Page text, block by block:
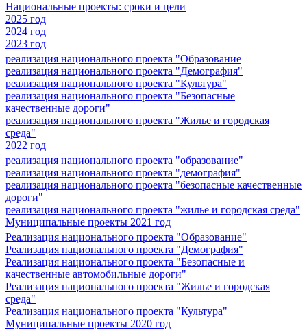
Национальные проекты: сроки и цели
2025 год
2024 год
2023 год
реализация национального проекта "Образование
реализация национального проекта "Демография"
реализация национального проекта "Культура"
реализация национального проекта "Безопасные
качественные дороги"
реализация национального проекта "Жилье и городская
среда"
2022 год
реализация национального проекта "образование"
реализация национального проекта "демография"
реализация национального проекта "безопасные качественные
дороги"
реализация национального проекта "жилье и городская среда"
Муниципальные проекты 2021 год
Реализация национального проекта "Образование"
Реализация национального проекта "Демография"
Реализация национального проекта "Безопасные и
качественные автомобильные дороги"
Реализация национального проекта "Жилье и городская
среда"
Реализация национального проекта "Культура"
Муниципальные проекты 2020 год